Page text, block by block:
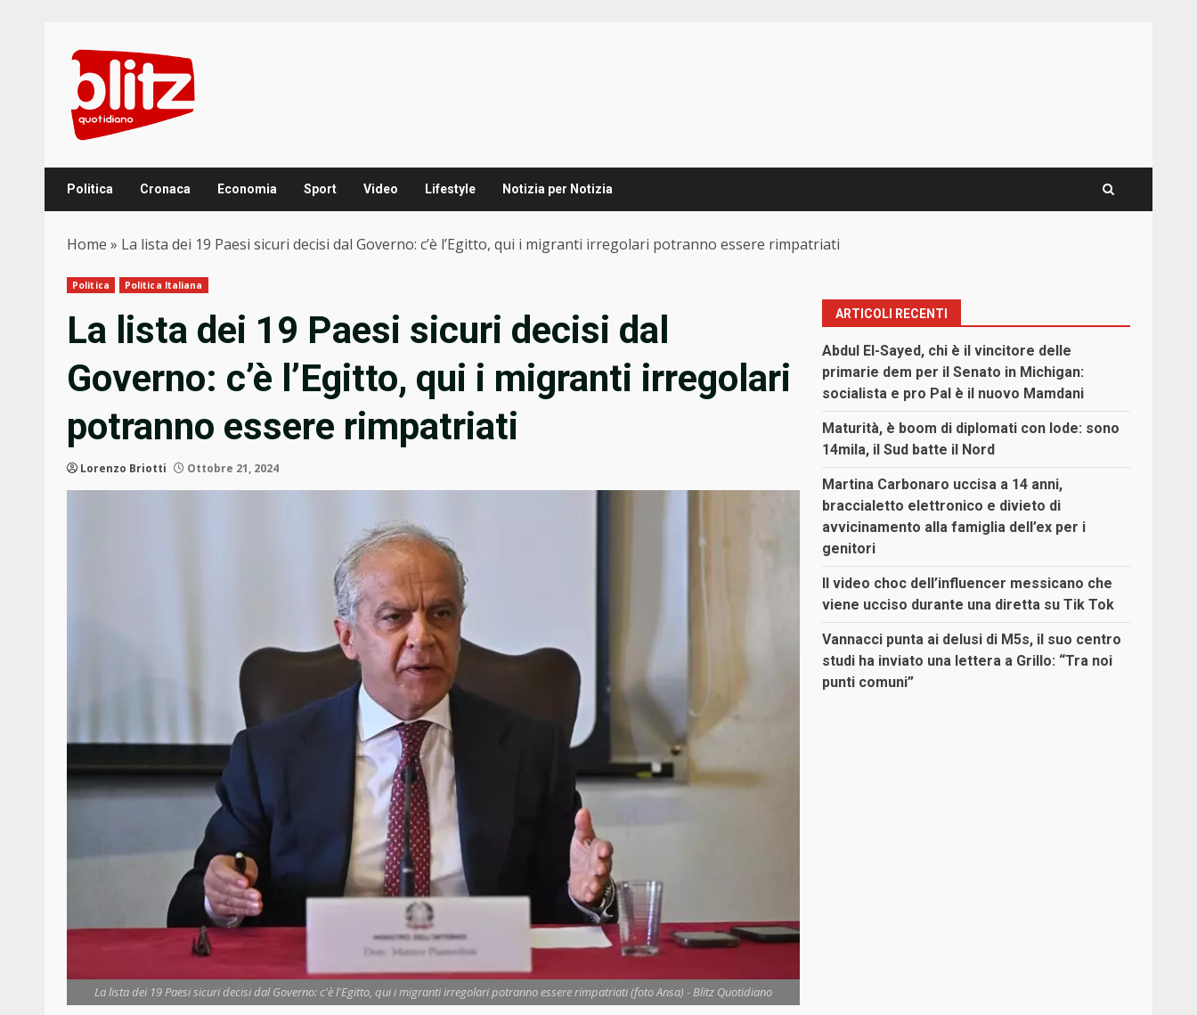
content
Politica Cronaca Economia Sport Video Lifestyle Notizia per Notizia
Home » La lista dei 19 Paesi sicuri decisi dal Governo: c’è l’Egitto, qui i migranti irregolari potranno essere rimpatriati
Politica Politica Italiana
La lista dei 19 Paesi sicuri decisi dal
Governo: c’è l’Egitto, qui i migranti irregolari
potranno essere rimpatriati
Lorenzo Briotti Ottobre 21, 2024
La lista dei 19 Paesi sicuri decisi dal Governo: c'è l'Egitto, qui i migranti irregolari potranno essere rimpatriati (foto Ansa) - Blitz Quotidiano
ARTICOLI RECENTI
Abdul El-Sayed, chi è il vincitore delle
primarie dem per il Senato in Michigan:
socialista e pro Pal è il nuovo Mamdani
Maturità, è boom di diplomati con lode: sono
14mila, il Sud batte il Nord
Martina Carbonaro uccisa a 14 anni,
braccialetto elettronico e divieto di
avvicinamento alla famiglia dell’ex per i
genitori
Il video choc dell’influencer messicano che
viene ucciso durante una diretta su Tik Tok
Vannacci punta ai delusi di M5s, il suo centro
studi ha inviato una lettera a Grillo: “Tra noi
punti comuni”